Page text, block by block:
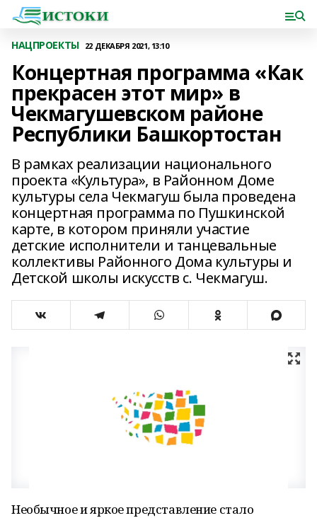
НАЦПРОЕКТЫ 22 ДЕКАБРЯ 2021, 13:10
Концертная программа «Как
прекрасен этот мир» в
Чекмагушевском районе
Республики Башкортостан
В рамках реализации национального
проекта «Культура», в Районном Доме
культуры села Чекмагуш была проведена
концертная программа по Пушкинской
карте, в котором приняли участие
детские исполнители и танцевальные
коллективы Районного Дома культуры и
Детской школы искусств с. Чекмагуш.
Необычное и яркое представление стало